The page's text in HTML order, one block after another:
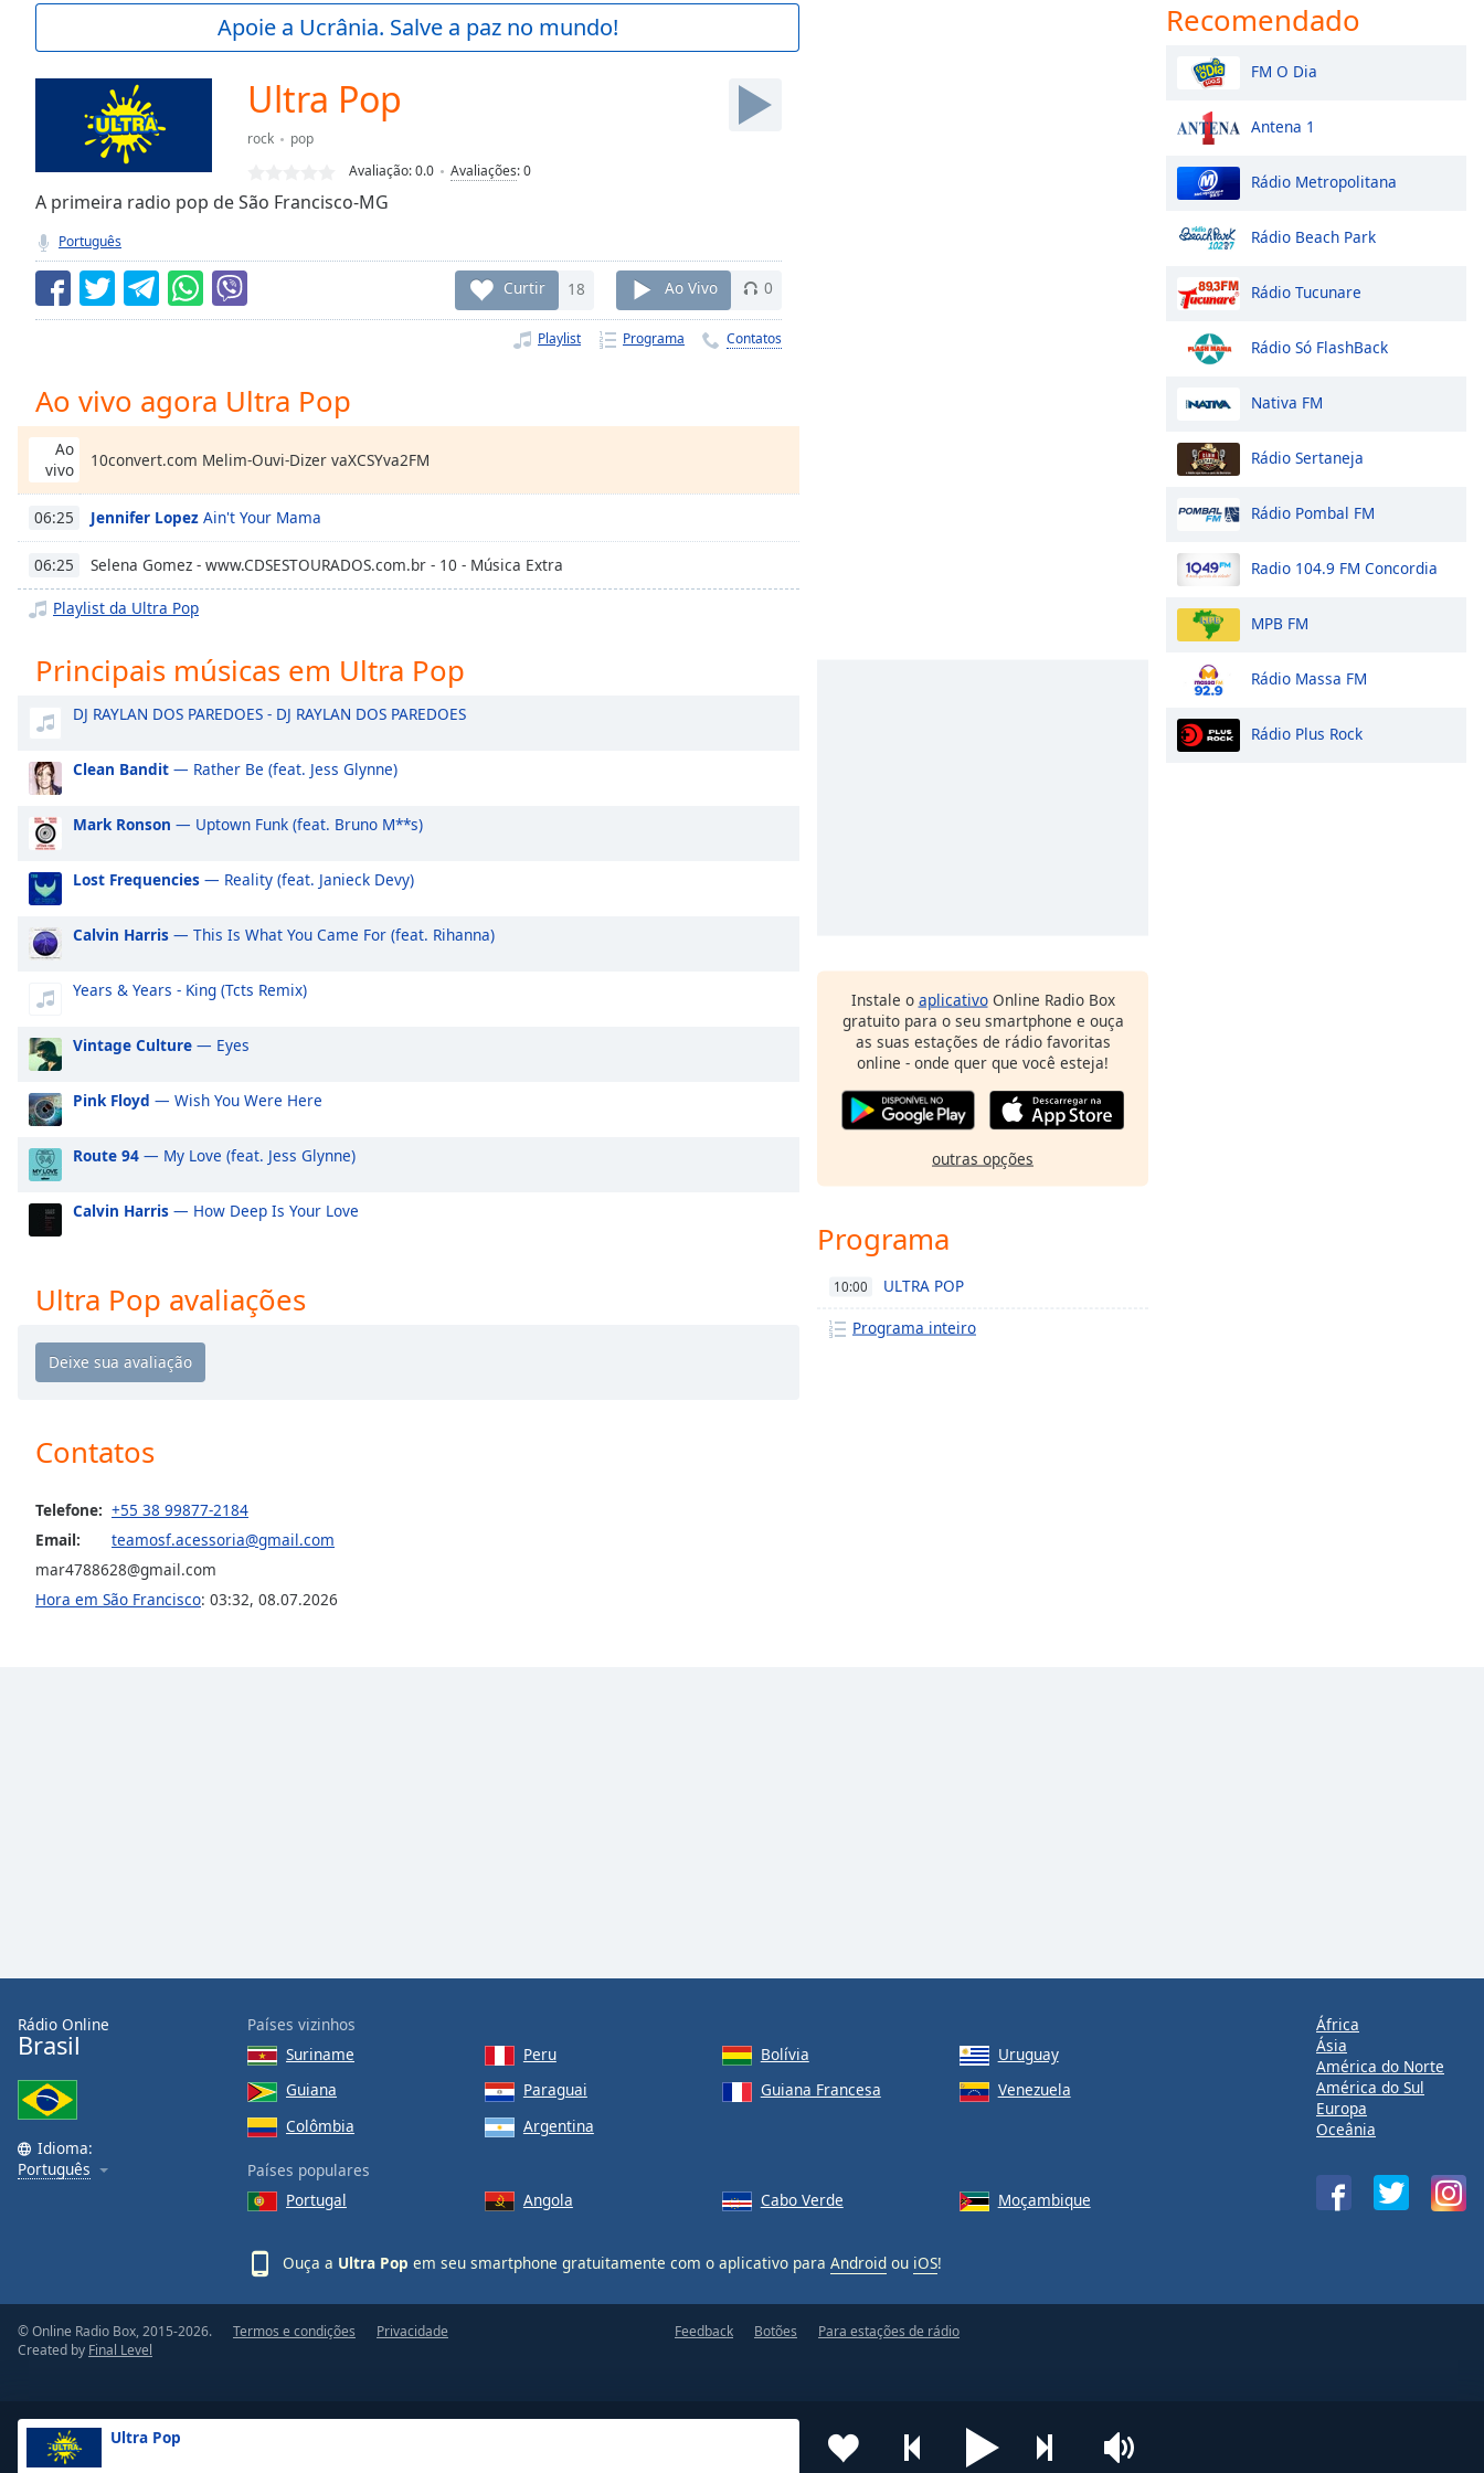
Current
Duration-:-
Stream
TypeLIVE
live,
currently
behind
LIVE
Remaining
Playback
Chapters
Descriptions
selected
Subtitles
subtitles
settings
subtitles
settings
dialog
subtitles
off
selected
Audio
Picture-
in-
Picture
Fullscreen
modal
window.
Beginning
dialog
window.
Escape
window.
Color
Color
Opacity
Font
Size
Family
Done
Ultra Pop
Apoie a Ucrânia. Salve a paz no mundo!
Ultra Pop
rock
pop
Avaliação:0.0 Avaliações:0
A primeira radio pop de São Francisco-MG
Português
Curtir 18 Ao Vivo 0
Playlist Programa Contatos
Ao vivo agora Ultra Pop
Ao
vivo
10convert.com Melim-Ouvi-Dizer vaXCSYva2FM
06:25 Jennifer Lopez Ain't Your Mama
06:25 Selena Gomez - www.CDSESTOURADOS.com.br - 10 - Música Extra
Playlist da Ultra Pop
Principais músicas em Ultra Pop
DJ RAYLAN DOS PAREDOES - DJ RAYLAN DOS PAREDOES
Clean Bandit — Rather Be (feat. Jess Glynne)
Mark Ronson — Uptown Funk (feat. Bruno M**s)
Lost Frequencies — Reality (feat. Janieck Devy)
Calvin Harris — This Is What You Came For (feat. Rihanna)
Years & Years - King (Tcts Remix)
Vintage Culture — Eyes
Pink Floyd — Wish You Were Here
Route 94 — My Love (feat. Jess Glynne)
Calvin Harris — How Deep Is Your Love
Ultra Pop avaliações
Contatos
Telefone: +55 38 99877-2184
Email:
teamosf.acessoria@gmail.com
mar4788628@gmail.com
Hora em São Francisco: 03:32, 08.07.2026
Instale o aplicativoOnline Radio Box
gratuito para o seu smartphone e ouça
as suas estações de rádio favoritas
online - onde quer que você esteja!
outras opções
Programa
10:00
ULTRA POP
Programa inteiro
Recomendado
FM O Dia
Antena 1
Rádio Metropolitana
Rádio Beach Park
Rádio Tucunare
Rádio Só FlashBack
Nativa FM
Rádio Sertaneja
Rádio Pombal FM
Radio 104.9 FM Concordia
MPB FM
Rádio Massa FM
Rádio Plus Rock
Rádio Online
Brasil
Idioma:
Português
Países vizinhos
Suriname
Peru Bolívia
Uruguay
Guiana
Paraguai Guiana Francesa
Venezuela
Colômbia
Argentina
Países populares
Portugal
Angola Cabo Verde Moçambique
Ouça a Ultra Pop em seu smartphone gratuitamente com o aplicativo para Android ou iOS!
África
Ásia
América do Norte
América do Sul
Europa
Oceânia
© Online Radio Box, 2015-2026.
Created by Final Level
Termos e condições Privacidade Feedback Botões Para estações de rádio